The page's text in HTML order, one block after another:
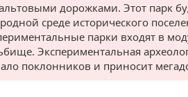
дорожками. Этот парк
среде исторического
парки входят в
Экспериментальная
поклонников и приносит